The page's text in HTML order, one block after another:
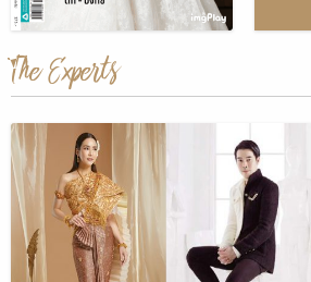
The Experts